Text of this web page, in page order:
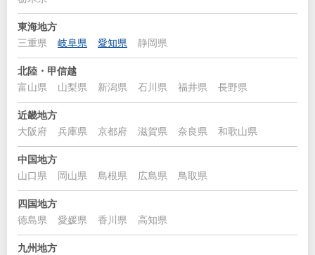
東海地方
三重県
岐阜県 愛知県 静岡県
北陸・甲信越
富山県
山梨県 新潟県 石川県 福井県 長野県
近畿地方
大阪府
兵庫県 京都府 滋賀県 奈良県 和歌山県
中国地方
山口県
岡山県 島根県 広島県 鳥取県
四国地方
徳島県
愛媛県 香川県 高知県
九州地方